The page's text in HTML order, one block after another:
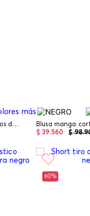
Body para mujer hombros descubiertos
$ 98.
$ 39.560
60%